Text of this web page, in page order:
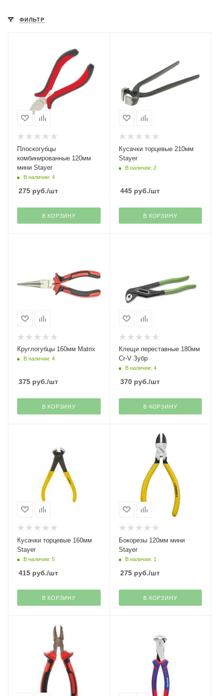
ФИЛЬТР
Плоскогубцы
комбинированные 120мм
мини Stayer
В наличии: 4
275 руб./шт
В КОРЗИНУ
Кусачки торцевые 210мм
Stayer
В наличии: 2
445руб./шт
В КОРЗИНУ
Круглогубцы 160мм Matrix
В наличии: 4
375 руб./шт
В КОРЗИНУ
Клещи переставные 180мм
Cr-V Зубр
В наличии: 4
370руб./шт
В КОРЗИНУ
Кусачки торцевые 160мм
Stayer
В наличии: 5
415 руб./шт
В КОРЗИНУ
Бокорезы 120мм мини
Stayer
В наличии: 1
275руб./шт
В КОРЗИНУ